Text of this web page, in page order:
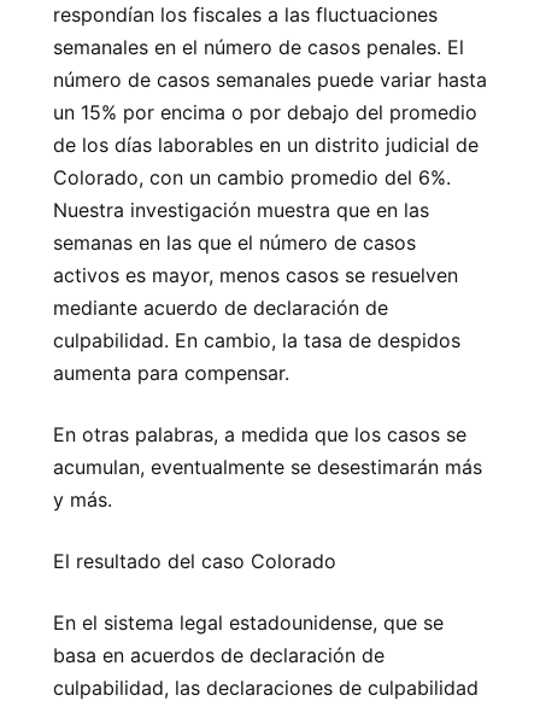
respondían los fiscales a las fluctuaciones
semanales en el número de casos penales. El
número de casos semanales puede variar hasta
un 15% por encima o por debajo del promedio
de los días laborables en un distrito judicial de
Colorado, con un cambio promedio del 6%.
Nuestra investigación muestra que en las
semanas en las que el número de casos
activos es mayor, menos casos se resuelven
mediante acuerdo de declaración de
culpabilidad. En cambio, la tasa de despidos
aumenta para compensar.
En otras palabras, a medida que los casos se
acumulan, eventualmente se desestimarán más
y más.
El resultado del caso Colorado
En el sistema legal estadounidense, que se
basa en acuerdos de declaración de
culpabilidad, las declaraciones de culpabilidad